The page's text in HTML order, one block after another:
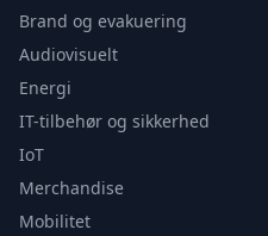
Brand og evakuering
Audiovisuelt
Energi
IT-tilbehør og sikkerhed
IoT
Merchandise
Mobilitet